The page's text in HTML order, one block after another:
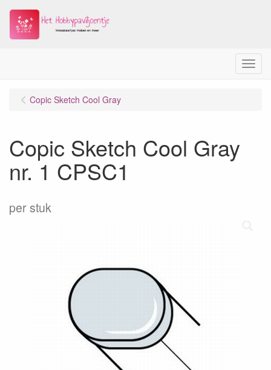
Menu
Copic Sketch Cool Gray
Copic Sketch Cool Gray
nr. 1 CPSC1
per stuk